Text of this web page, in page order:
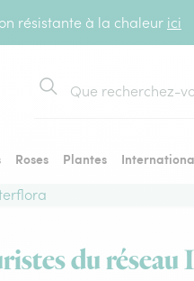
résistante à la chaleur ici
Rechercher
Roses Plantes
du